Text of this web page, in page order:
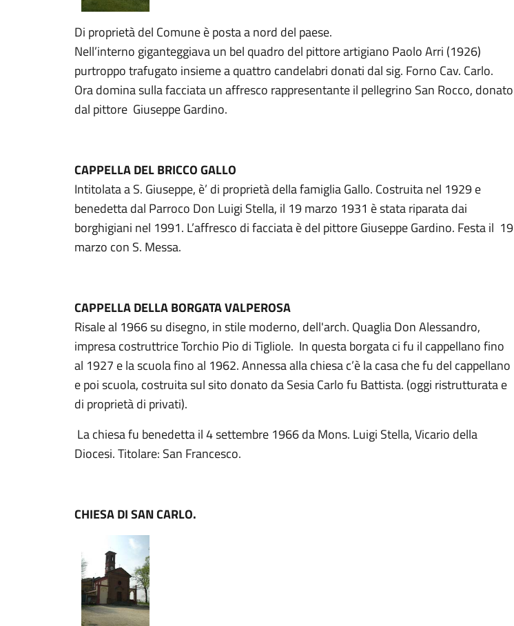
Di proprietà del Comune è posta a nord del paese.
Nell’interno giganteggiava un bel quadro del pittore artigiano Paolo Arri (1926)
purtroppo trafugato insieme a quattro candelabri donati dal sig. Forno Cav. Carlo.
Ora domina sulla facciata un affresco rappresentante il pellegrino San Rocco, donato
dal pittore Giuseppe Gardino.
CAPPELLA DEL BRICCO GALLO
Intitolata a S. Giuseppe, è’ di proprietà della famiglia Gallo. Costruita nel 1929 e
benedetta dal Parroco Don Luigi Stella, il 19 marzo 1931 è stata riparata dai
borghigiani nel 1991. L’affresco di facciata è del pittore Giuseppe Gardino. Festa il 19
marzo con S. Messa.
CAPPELLA DELLA BORGATA VALPEROSA
Risale al 1966 su disegno, in stile moderno, dell'arch. Quaglia Don Alessandro,
impresa costruttrice Torchio Pio di Tigliole. In questa borgata ci fu il cappellano fino
al 1927 e la scuola fino al 1962. Annessa alla chiesa c’è la casa che fu del cappellano
e poi scuola, costruita sul sito donato da Sesia Carlo fu Battista. (oggi ristrutturata e
di proprietà di privati).
La chiesa fu benedetta il 4 settembre 1966 da Mons. Luigi Stella, Vicario della
Diocesi. Titolare: San Francesco.
CHIESA DI SAN CARLO.